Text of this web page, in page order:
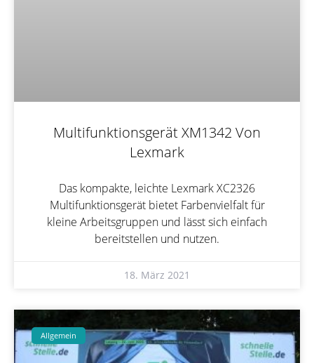
Multifunktionsgerät XM1342 Von
Lexmark
Das kompakte, leichte Lexmark XC2326
Multifunktionsgerät bietet Farbenvielfalt für
kleine Arbeitsgruppen und lässt sich einfach
bereitstellen und nutzen.
18. März 2021
Allgemein